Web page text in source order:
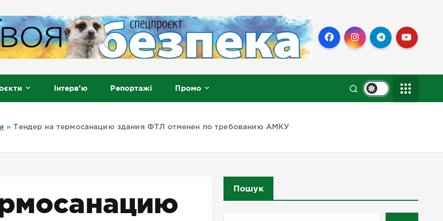
Інтерв’ю Репортажі Промо
» Тендер на термосанацию здания ФТЛ отменен по требованию АМКУ
Пошук